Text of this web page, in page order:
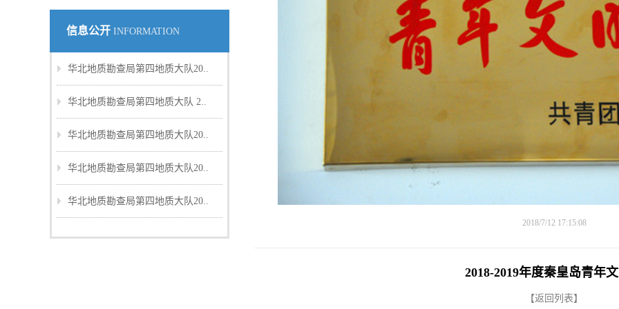
信息公开 INFORMATION
华北地质勘查局第四地质大队20..
华北地质勘查局第四地质大队 2..
华北地质勘查局第四地质大队20..
华北地质勘查局第四地质大队20..
华北地质勘查局第四地质大队20..
2018/7/12 17:15:08
2018-2019年度秦皇岛青年
【返回列表】